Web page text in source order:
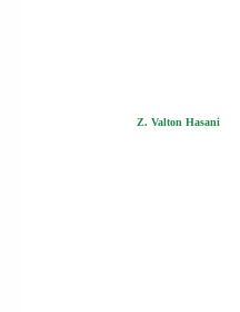
Z. Valton Hasani